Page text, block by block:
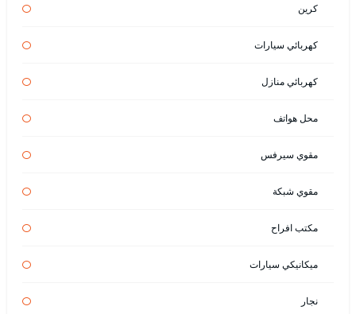
كرين
كهربائي سيارات
كهربائي منازل
محل هواتف
مقوي سيرفس
مقوي شبكة
مكتب افراح
ميكانيكي سيارات
نجار